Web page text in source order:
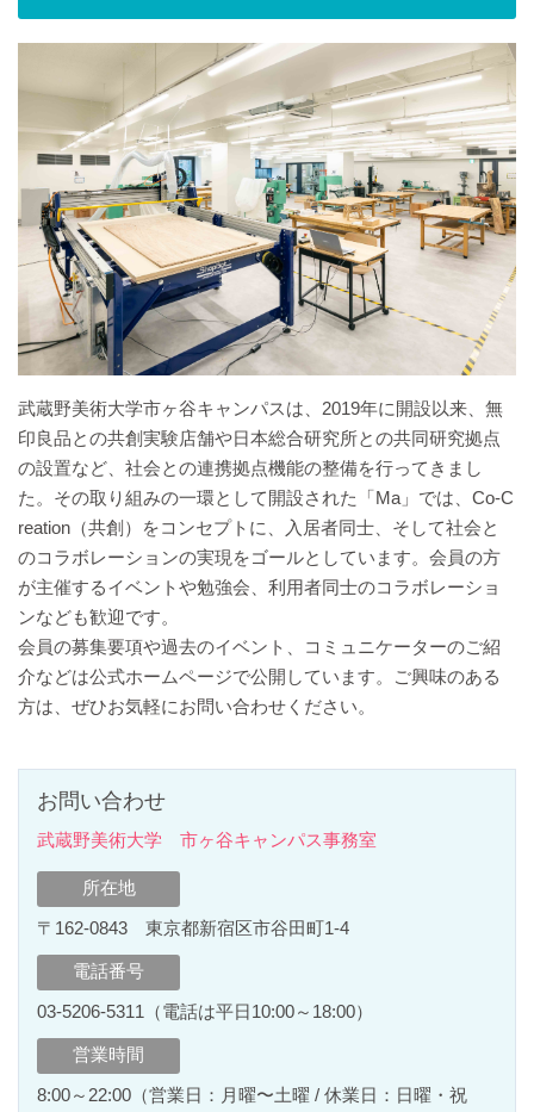
武蔵野美術大学市ヶ谷キャンパスは、2019年に開設以来、無
印良品との共創実験店舗や日本総合研究所との共同研究拠点
の設置など、社会との連携拠点機能の整備を行ってきまし
た。その取り組みの一環として開設された「Ma」では、Co-C
reation（共創）をコンセプトに、入居者同士、そして社会と
のコラボレーションの実現をゴールとしています。会員の方
が主催するイベントや勉強会、利用者同士のコラボレーショ
ンなども歓迎です。
会員の募集要項や過去のイベント、コミュニケーターのご紹
介などは公式ホームページで公開しています。ご興味のある
方は、ぜひお気軽にお問い合わせください。
お問い合わせ
武蔵野美術⼤学 市ヶ⾕キャンパス事務室
所在地
〒162-0843 東京都新宿区市⾕⽥町1-4
電話番号
03-5206-5311（電話は平日10:00～18:00）
営業時間
8:00～22:00（営業日：月曜〜土曜 / 休業日：日曜・祝